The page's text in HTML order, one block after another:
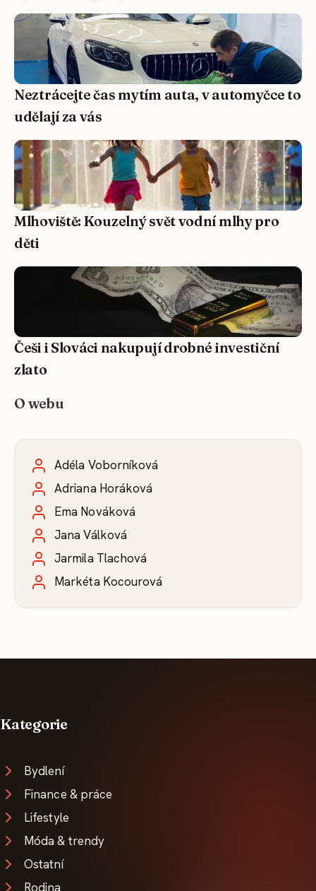
Neztrácejte čas mytím auta, v automyčce to
udělají za vás
Mlhoviště: Kouzelný svět vodní mlhy pro
děti
Češi i Slováci nakupují drobné investiční
zlato
O webu
Adéla Voborníková
Adriana Horáková
Ema Nováková
Jana Válková
Jarmila Tlachová
Markéta Kocourová
Kategorie
Bydlení
Finance & práce
Lifestyle
Móda & trendy
Ostatní
Rodina